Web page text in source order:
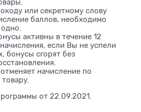
или секретному слову
баллов, необходимо
активны в течение 12
если Вы не успели
бонусы сгорят без
начисление по
от 22.09.2021.